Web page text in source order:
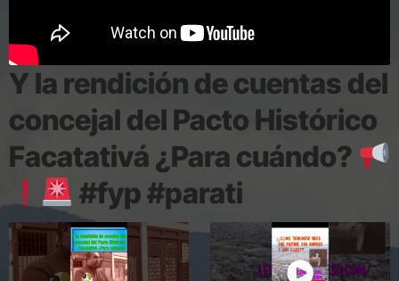
Y la rendición de cuentas del
concejal del Pacto Histórico
Facatativá ¿Para cuándo?
#fyp #parati